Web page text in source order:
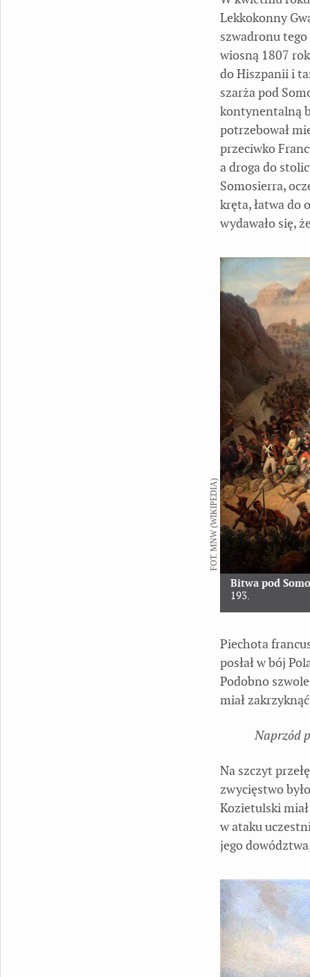
Lekkokonny
szwadronu
wiosną 1807
do Hiszpanii i
szarża pod
kontynentalną
potrzebował
przeciwko
a droga do
Somosierra,
kręta, łatwa do
wydawało się,
Bitwa pod
193.
FOT. MNW (WIKIPEDIA)
Piechota
posłał w bój
Podobno
miał
Naprzód
Na szczyt
zwycięstwo
Kozietulski
w ataku
jego